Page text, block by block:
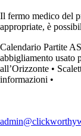
Il fermo medico del
appropriate, è
Calendario Partite
abbigliamento usato
all’Orizzonte •
informazioni •